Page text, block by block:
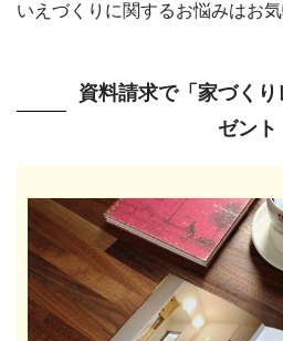
いえづくりに関するお悩みはお
資料請求で「家づく
ゼント